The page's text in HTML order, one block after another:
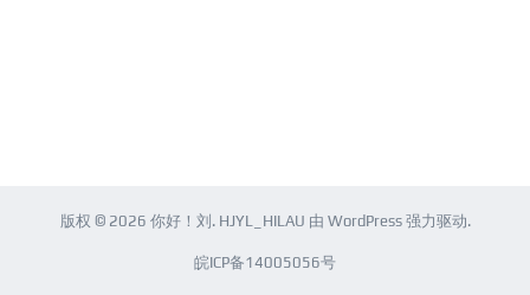
版权 © 2026 你好！刘 . HJYL_HILAU 由 WordPress强力驱动.
皖ICP备14005056号